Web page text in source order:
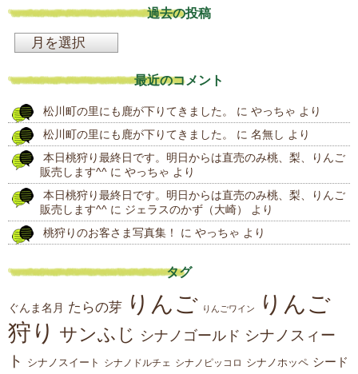
過去の投稿
投
稿
最近のコメント
松川町の里にも鹿が下りてきました。 に やっちゃ より
松川町の里にも鹿が下りてきました。
に 名無し より
本日桃狩り最終日です。明日からは直売のみ桃、梨、りんご
販売します^^ に やっちゃ より
本日桃狩り最終日です。明日からは直売のみ桃、梨、りんご
販売します^^ に ジェラスのかず（大崎）
より
桃狩りのお客さま写真集！
に やっちゃ より
タグ
ぐんま名月 たらの芽 りんご りんごワイン
りんご
狩り サンふじ シナノゴールド シナノスィー
ト
シナノスイート シナノドルチェ シナノピッコロ シナノホッペ シード